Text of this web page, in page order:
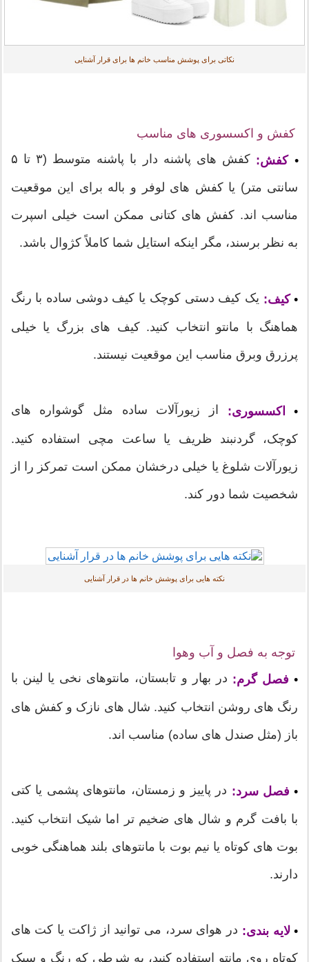
نکاتی برای پوشش مناسب خانم ها برای قرار آشنایی
کفش و اکسسوری های مناسب
•کفش: کفش های پاشنه دار با پاشنه متوسط (۳ تا ۵
سانتی متر) یا کفش های لوفر و باله برای این موقعیت
مناسب اند. کفش های کتانی ممکن است خیلی اسپرت
به نظر برسند، مگر اینکه استایل شما کاملاً کژوال باشد.
•کیف: یک کیف دستی کوچک یا کیف دوشی ساده با رنگ
هماهنگ با مانتو انتخاب کنید. کیف های بزرگ یا خیلی
پرزرق وبرق مناسب این موقعیت نیستند.
• اکسسوری: از زیورآلات ساده مثل گوشواره های
کوچک، گردنبند ظریف یا ساعت مچی استفاده کنید.
زیورآلات شلوغ یا خیلی درخشان ممکن است تمرکز را از
شخصیت شما دور کند.
نکته هایی برای پوشش خانم ها در قرار آشنایی
توجه به فصل و آب وهوا
• فصل گرم: در بهار و تابستان، مانتوهای نخی یا لینن با
رنگ های روشن انتخاب کنید. شال های نازک و کفش های
باز (مثل صندل های ساده) مناسب اند.
• فصل سرد: در پاییز و زمستان، مانتوهای پشمی یا کتی
با بافت گرم و شال های ضخیم تر اما شیک انتخاب کنید.
بوت های کوتاه یا نیم بوت با مانتوهای بلند هماهنگی خوبی
دارند.
•لایه بندی: در هوای سرد، می توانید از ژاکت یا کت های
کوتاه روی مانتو استفاده کنید، به شرطی که رنگ و سبک